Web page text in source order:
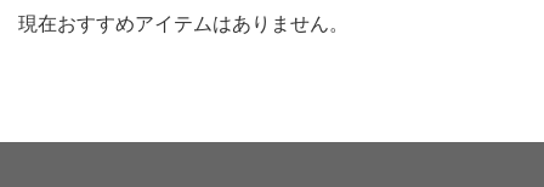
現在おすすめアイテムはありません。